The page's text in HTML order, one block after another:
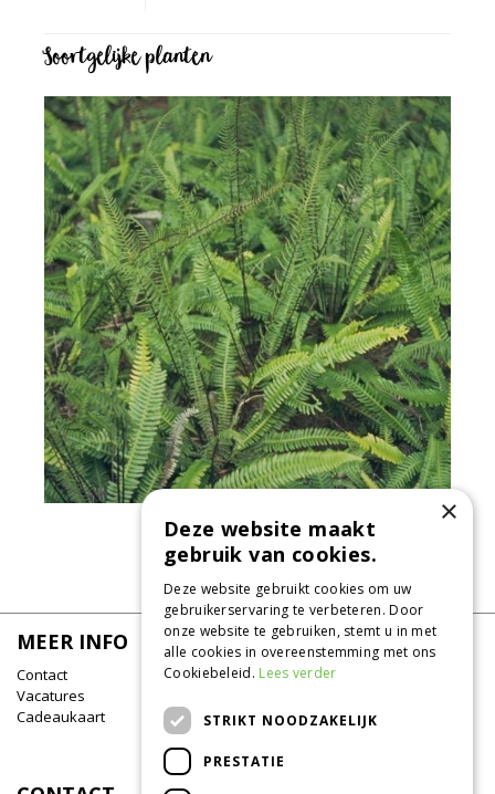
Soortgelijke planten
Dubbelloof
Blechnum spicant
MEER INFO
Contact
Vacatures
Cadeaukaart
×
Deze website maakt
gebruik van cookies.
Deze website gebruikt cookies om uw
gebruikerservaring te verbeteren. Door
onze website te gebruiken, stemt u in met
alle cookies in overeenstemming met ons
Cookiebeleid. Lees verder
STRIKT NOODZAKELIJK
PRESTATIE